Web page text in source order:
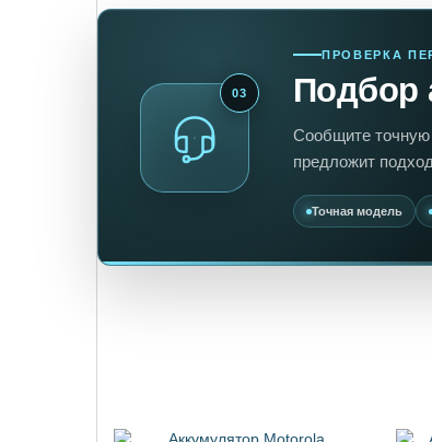
03
ПРОВЕРКА
Подбор
Сообщите точную
предложит
Точная модель